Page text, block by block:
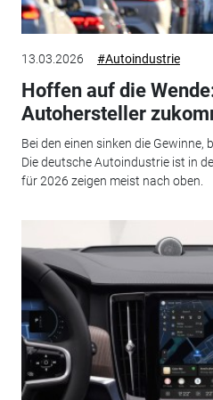
13.03.2026 #Autoindustrie
Hoffen auf die
Autohersteller
Bei den einen sinken die Gewinne,
Die deutsche Autoindustrie ist in
für 2026 zeigen meist nach oben.